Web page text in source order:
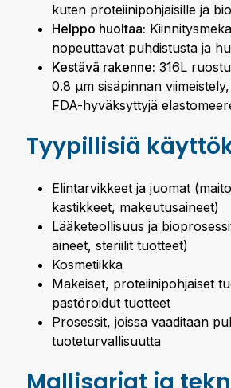
kuten proteiinipohjaisille ja
Helppo huoltaa:
nopeuttavat puhdistusta ja
Kestävä rakenne: 316L
0.8 µm sisäpinnan
FDA-hyväksyttyjä
Tyypillisiä
Elintarvikkeet ja juomat
kastikkeet, makeutusaineet)
Lääketeollisuus ja
aineet, steriilit tuotteet)
Kosmetiikka
Makeiset, proteiinipohjaiset
pastöroidut tuotteet
Prosessit, joissa vaaditaan
tuoteturvallisuutta
Mallisarjat ja